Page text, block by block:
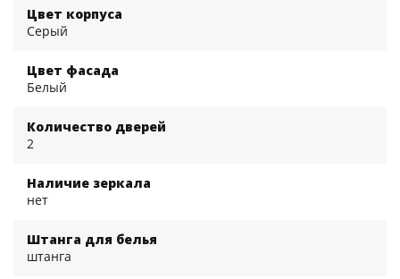
Шкаф Локер 800
распашной Дуб
Цвет корпуса
Серый
Цвет фасада
Белый
Количество дверей
2
Наличие зеркала
нет
Штанга для белья
штанга